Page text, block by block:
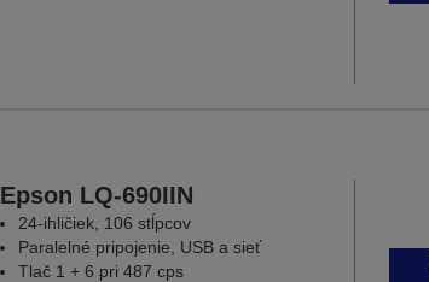
Epson LQ-690IIN
24-ihličiek, 106 stĺpcov
Paralelné pripojenie, USB a sieť
Tlač 1 + 6 pri 487 cps